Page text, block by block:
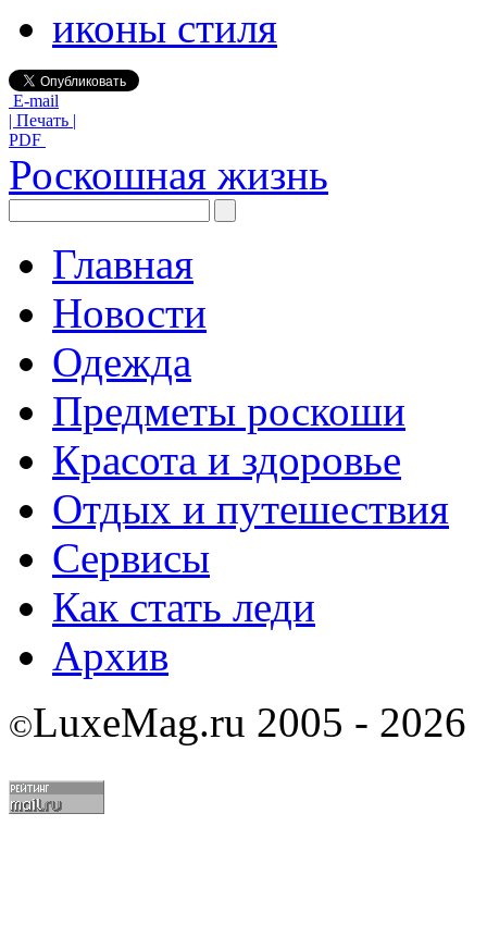
иконы стиля
E-mail
| Печать |
PDF
Роскошная жизнь
Главная
Новости
Одежда
Предметы роскоши
Красота и здоровье
Отдых и путешествия
Сервисы
Как стать леди
Архив
©LuxeMag.ru 2005 - 2026